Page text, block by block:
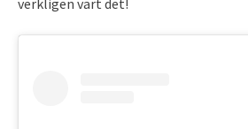
verkligen värt det!